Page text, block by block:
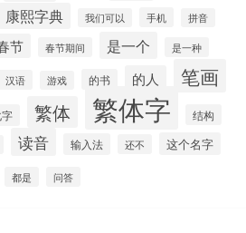
康熙字典 我们可以 手机 拼音
节 春节期间 是一个 是一种
汉语 游戏 的书 的人 笔画
繁体 繁体字 结构
读音 输入法 还不 这个名字
都是 问答